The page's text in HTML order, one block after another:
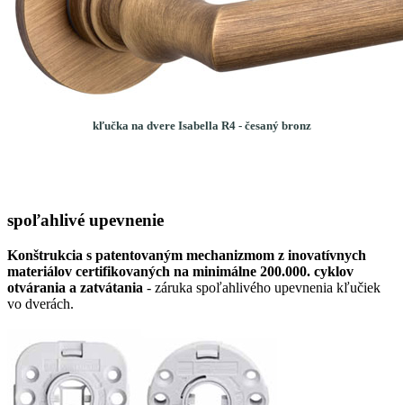
kľučka na dvere Isabella R4 - česaný bronz
spoľahlivé upevnenie
Konštrukcia s patentovaným mechanizmom z inovatívnych
materiálov certifikovaných na minimálne 200.000. cyklov
otvárania a zatvátania - záruka spoľahlivého upevnenia kľučiek
vo dverách.